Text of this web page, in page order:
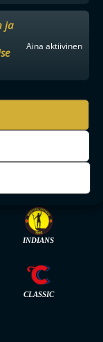
ja
Aina aktiivinen
OLS
INDIANS
CLASSIC